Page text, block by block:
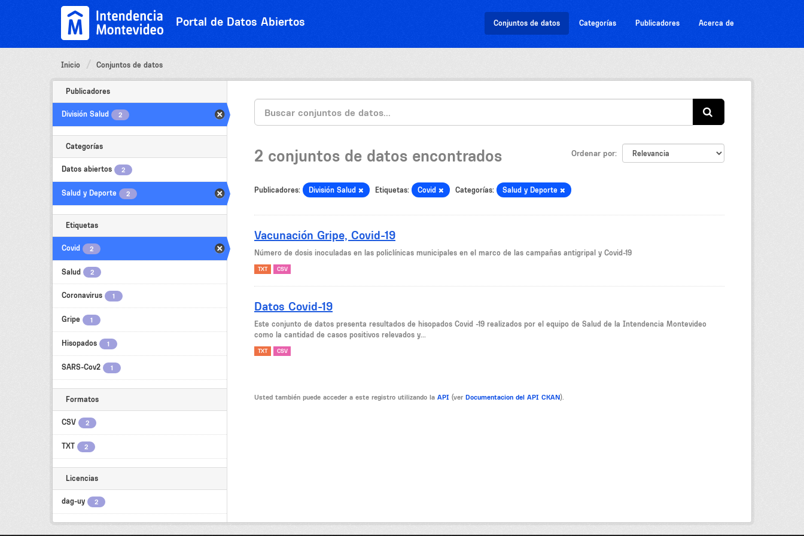
Portal de Datos Abiertos Conjuntos de datos Categorías Publicadores Acerca de
Inicio Conjuntos de datos
Publicadores
División Salud 2
Categorías
Datos abiertos 2
Salud y Deporte 2
Etiquetas
Covid 2
Salud 2
Coronavirus 1
Gripe 1
Hisopados 1
SARS-Cov2 1
Formatos
CSV 2
TXT 2
Licencias
dag-uy 2
Ordenar por
2 conjuntos de datos encontrados
Publicadores: División Salud Etiquetas: Covid Categorías: Salud y Deporte
Vacunación Gripe, Covid-19
Número de dosis inoculadas en las policlínicas municipales en el marco de las campañas antigripal y Covid-19
TXT CSV
Datos Covid-19
Este conjunto de datos presenta resultados de hisopados Covid -19 realizados por el equipo de Salud de la Intendencia Montevideo
como la cantidad de casos positivos relevados y...
TXT CSV
Usted también puede acceder a este registro utilizando la API (ver Documentacion del API CKAN).